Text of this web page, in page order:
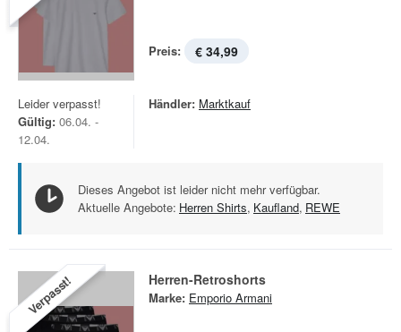
Preis: € 34,99
Leider verpasst!
Gültig: 06.04. -
12.04.
Händler: Marktkauf
Dieses Angebot ist leider nicht mehr verfügbar.
Aktuelle Angebote: Herren Shirts, Kaufland, REWE
Verpasst! Herren-Retroshorts
Marke: Emporio Armani